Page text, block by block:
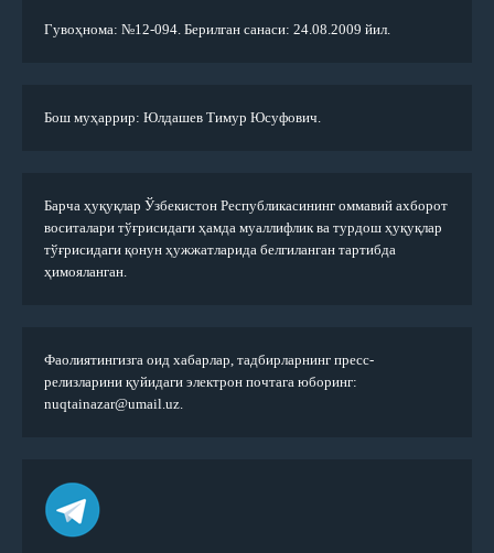
Гувоҳнома: №12-094. Берилган санаси: 24.08.2009 йил.
Бош муҳаррир: Юлдашев Тимур Юсуфович.
Барча ҳуқуқлар Ўзбекистон Республикасининг оммавий ахборот
воситалари тўғрисидаги ҳамда муаллифлик ва турдош ҳуқуқлар
тўғрисидаги қонун ҳужжатларида белгиланган тартибда
ҳимояланган.
Фаолиятингизга оид хабарлар, тадбирларнинг пресс-
релизларини қуйидаги электрон почтага юборинг:
nuqtainazar@umail.uz.